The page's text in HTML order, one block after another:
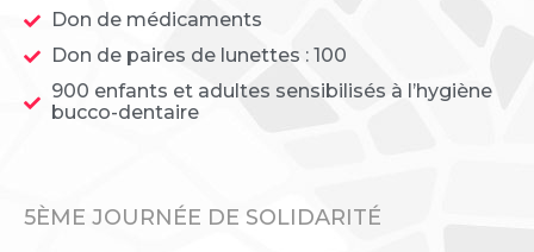
Don de médicaments
Don de paires de lunettes : 100
900 enfants et adultes sensibilisés à l’hygiène
bucco-dentaire
5ÈME JOURNÉE DE SOLIDARITÉ